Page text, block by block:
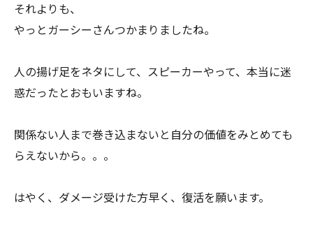
それよりも、
やっとガーシーさんつかまりましたね。
人の揚げ足をネタにして、スピーカーやって、本当に迷
惑だったとおもいますね。
関係ない人まで巻き込まないと自分の価値をみとめても
らえないから。。。
はやく、ダメージ受けた方早く、復活を願います。